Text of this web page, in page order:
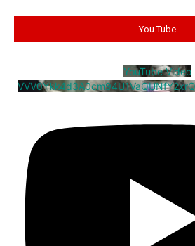
You Tube
YouTube Video